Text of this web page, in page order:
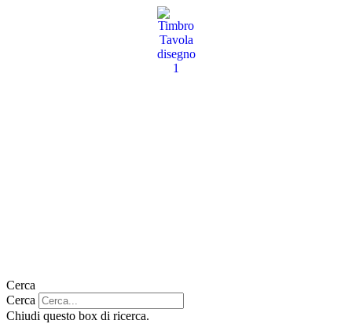
Cerca
Cerca
Chiudi questo box di ricerca.